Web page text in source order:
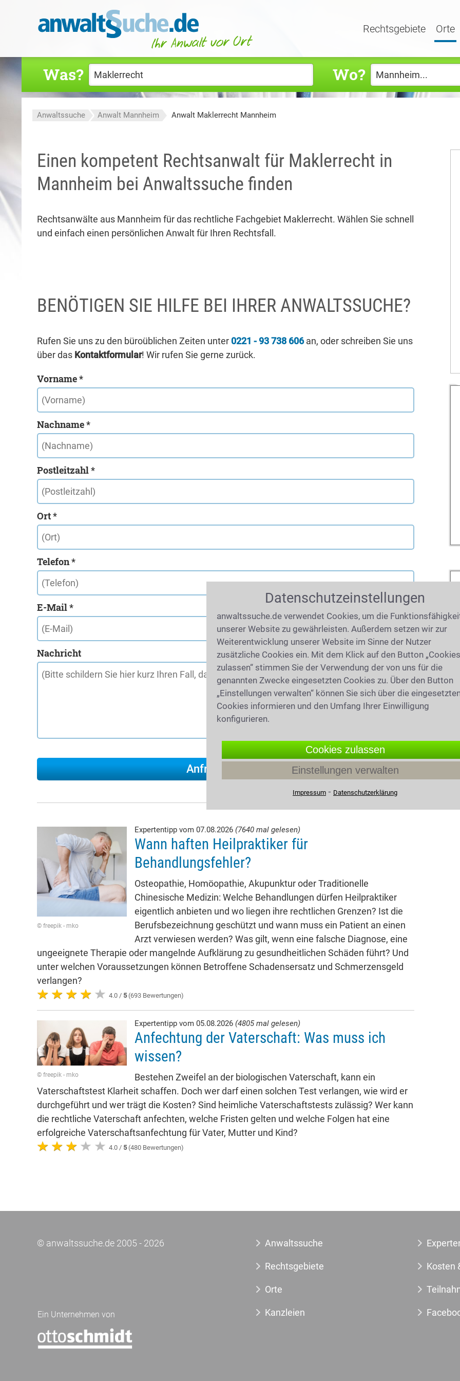
Rechtsgebiete Orte
Was? Wo?
Anwaltssuche Anwalt Mannheim Anwalt Maklerrecht Mannheim
Einen kompetent Rechtsanwalt für Maklerrecht in
Mannheim bei Anwaltssuche finden
Rechtsanwälte aus Mannheim für das rechtliche Fachgebiet Maklerrecht. Wählen Sie schnell
und einfach einen persönlichen Anwalt für Ihren Rechtsfall.
BENÖTIGEN SIE HILFE BEI IHRER ANWALTSSUCHE?
Rufen Sie uns zu den büroüblichen Zeiten unter 0221 - 93 738 606an, oder schreiben Sie uns
über das Kontaktformular! Wir rufen Sie gerne zurück.
Vorname *
Nachname *
Postleitzahl *
Ort *
Telefon *
E-Mail *
Nachricht
© freepik - mko
Expertentipp vom 07.08.2026 (7640 mal gelesen)
Wann haften Heilpraktiker für
Behandlungsfehler?
Osteopathie, Homöopathie, Akupunktur oder Traditionelle
Chinesische Medizin: Welche Behandlungen dürfen Heilpraktiker
eigentlich anbieten und wo liegen ihre rechtlichen Grenzen? Ist die
Berufsbezeichnung geschützt und wann muss ein Patient an einen
Arzt verwiesen werden? Was gilt, wenn eine falsche Diagnose, eine
ungeeignete Therapie oder mangelnde Aufklärung zu gesundheitlichen Schäden führt? Und
unter welchen Voraussetzungen können Betroffene Schadensersatz und Schmerzensgeld
verlangen?
4.0 / 5(693 Bewertungen)
© freepik - mko
Expertentipp vom 05.08.2026 (4805 mal gelesen)
Anfechtung der Vaterschaft: Was muss ich
wissen?
Bestehen Zweifel an der biologischen Vaterschaft, kann ein
Vaterschaftstest Klarheit schaffen. Doch wer darf einen solchen Test verlangen, wie wird er
durchgeführt und wer trägt die Kosten? Sind heimliche Vaterschaftstests zulässig? Wer kann
die rechtliche Vaterschaft anfechten, welche Fristen gelten und welche Folgen hat eine
erfolgreiche Vaterschaftsanfechtung für Vater, Mutter und Kind?
4.0 / 5(480 Bewertungen)
© anwaltssuche.de 2005 - 2026
Ein Unternehmen von
Anwaltssuche
Rechtsgebiete
Orte
Kanzleien
Kosten
Datenschutzeinstellungen
anwaltssuche.de verwendet Cookies, um die
unserer Website zu gewährleisten. Außerdem setzen wir zur
Weiterentwicklung unserer Website im Sinne der Nutzer
zusätzliche Cookies ein. Mit dem Klick auf den Button „Cookies
zulassen“ stimmen Sie der Verwendung der von uns für die
genannten Zwecke eingesetzten Cookies zu. Über den Button
„Einstellungen verwalten“ können Sie sich über die
Cookies informieren und den Umfang Ihrer Einwilligung
konfigurieren.
Cookies zulassen
Einstellungen verwalten
Impressum ⁃ Datenschutzerklärung